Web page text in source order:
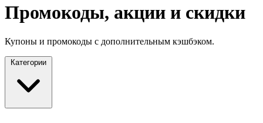
Промокоды, акции и скидки
Купоны и промокоды с дополнительным кэшбэком.
Категории